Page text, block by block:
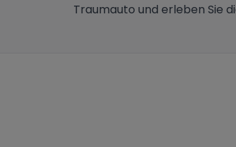
Traumauto und erleben Sie